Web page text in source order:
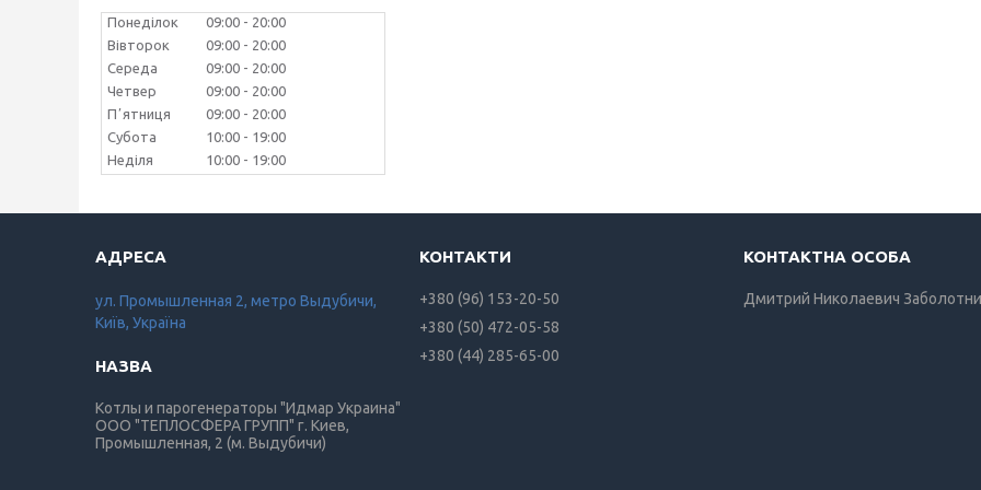
Понеділок 09:00
20:00
Вівторок
09:00
20:00
Середа
09:00
20:00
Четвер
09:00
20:00
Пʼятниця
09:00
20:00
Субота
10:00
19:00
Неділя
10:00 19:00
ул. Промышленная 2, метро Выдубичи,
Київ, Україна
Котлы и парогенераторы "Идмар Украина"
ООО "ТЕПЛОСФЕРА ГРУПП" г. Киев,
Промышленная, 2 (м. Выдубичи)
+380 (96) 153-20-50
+380 (50) 472-05-58
+380 (44) 285-65-00
Дмитрий Николаевич